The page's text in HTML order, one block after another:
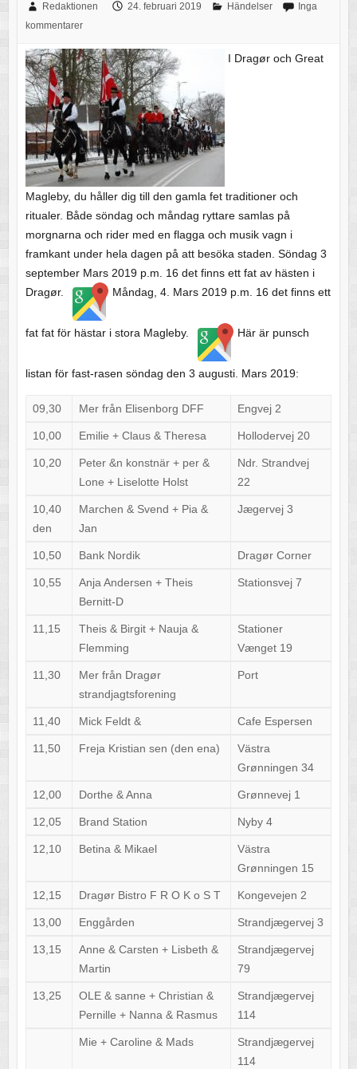
Redaktionen 24. februari 2019 Händelser
Inga
kommentarer
I Dragør och Great
Magleby, du håller dig till den gamla fet traditioner och
ritualer. Både söndag och måndag ryttare samlas på
morgnarna och rider med en flagga och musik vagn i
framkant under hela dagen på att besöka staden. Söndag 3
september Mars 2019 p.m. 16 det finns ett fat av hästen i
Dragør.
Måndag, 4. Mars 2019 p.m. 16 det finns ett
fat fat för hästar i stora Magleby. Här är punsch
listan för fast-rasen söndag den 3 augusti. Mars 2019:
09,30 Mer från Elisenborg DFF Engvej 2
10,00 Emilie + Claus & Theresa Hollodervej 20
10,20
Peter &n konstnär + per &
Lone + Liselotte Holst
Ndr. Strandvej
22
10,40
den
Marchen & Svend + Pia &
Jan
Jægervej 3
10,50 Bank Nordik Dragør Corner
10,55
Anja Andersen + Theis
Bernitt-D
Stationsvej 7
11,15
Theis & Birgit + Nauja &
Flemming
Stationer
Vænget 19
11,30
Mer från Dragør
strandjagtsforening
Port
11,40 Mick Feldt & Cafe Espersen
11,50 Freja Kristian sen (den ena)
Västra
Grønningen 34
12,00 Dorthe & Anna Grønnevej 1
12,05 Brand Station Nyby 4
12,10 Betina & Mikael
Västra
Grønningen 15
12,15 Dragør Bistro F R O K o S T Kongevejen 2
13,00 Enggården Strandjægervej 3
13,15
Anne & Carsten + Lisbeth &
Martin
Strandjægervej
79
13,25
OLE & sanne + Christian &
Pernille + Nanna & Rasmus
Strandjægervej
114
Mie + Caroline & Mads
Strandjægervej
114